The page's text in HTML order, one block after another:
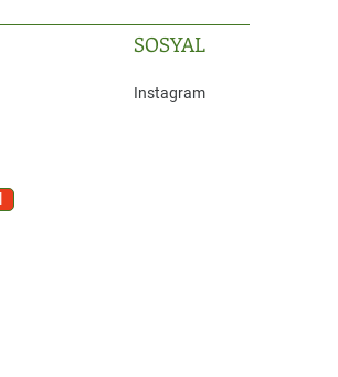
SOSYAL
Instagram